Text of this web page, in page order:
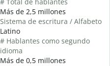
Más de 2,5 millones
Sistema de escritura / Alfabeto
Latino
# Hablantes como segundo
idioma
Más de 0,5 millones